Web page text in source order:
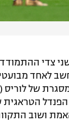
משני צדי
לאחד
של לוריס
ושוב